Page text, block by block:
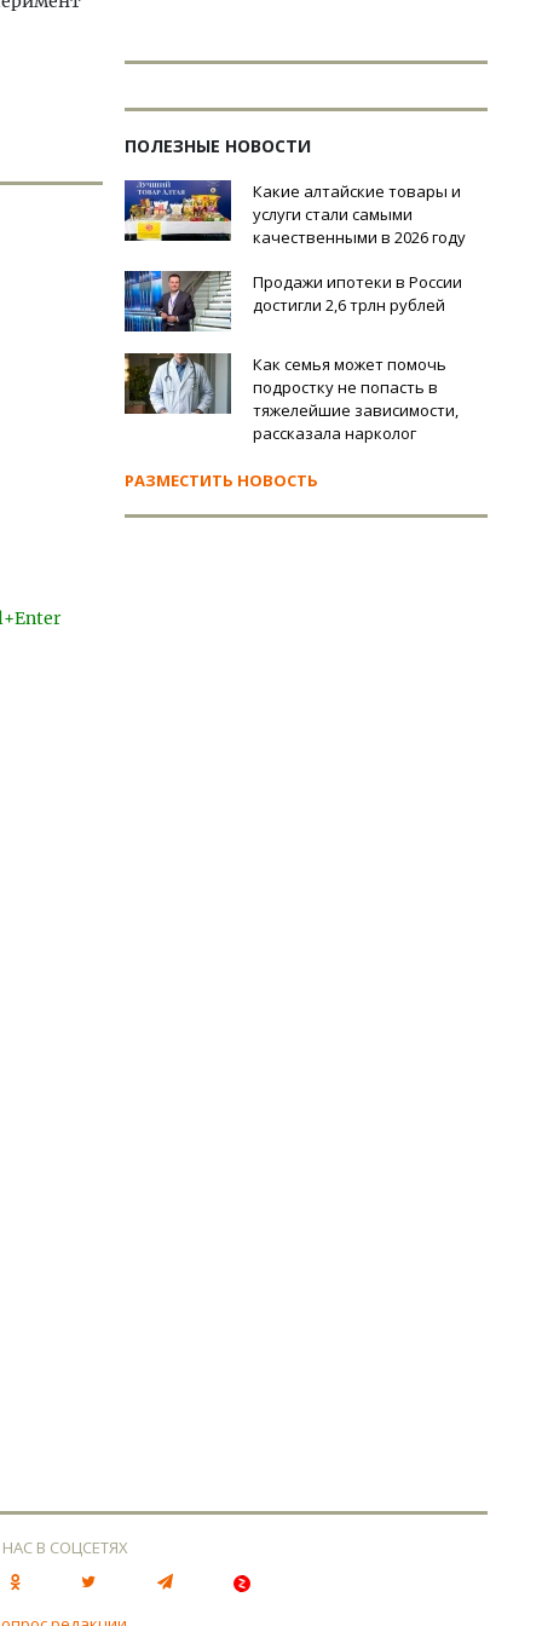
ПОЛЕЗНЫЕ НОВОСТИ
Какие алтайские товары и
услуги стали самыми
качественными в 2026 году
Продажи ипотеки в России
достигли 2,6 трлн рублей
Как семья может помочь
подростку не попасть в
тяжелейшие зависимости,
рассказала нарколог
РАЗМЕСТИТЬ НОВОСТЬ
В СОЦСЕТЯХ